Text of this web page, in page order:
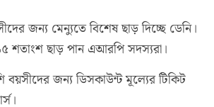
জন্য মেন্যুতে বিশেষ ছাড় দিচ্ছে ডেনি।
শতাংশ ছাড় পান এআরপি সদস্যরা।
বয়সীদের জন্য ডিসকাউন্ট মূল্যের টিকিট